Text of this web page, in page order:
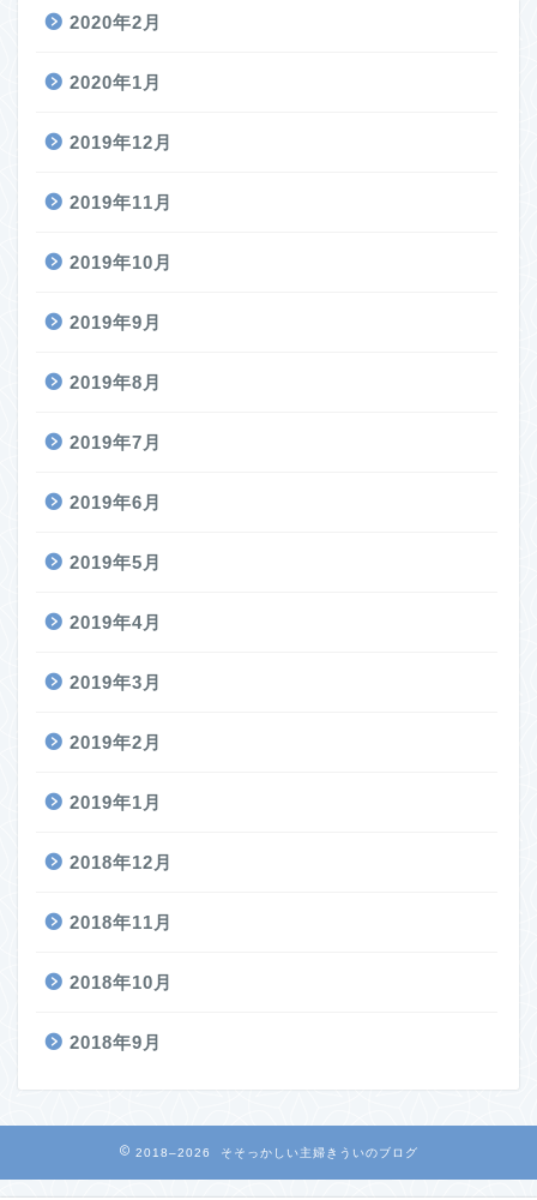
2020年2月
2020年1月
2019年12月
2019年11月
2019年10月
2019年9月
2019年8月
2019年7月
2019年6月
2019年5月
2019年4月
2019年3月
2019年2月
2019年1月
2018年12月
2018年11月
2018年10月
2018年9月
2018–2026 そそっかしい主婦きういのブログ